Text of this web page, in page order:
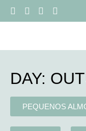
DAY:
PEQUENOS